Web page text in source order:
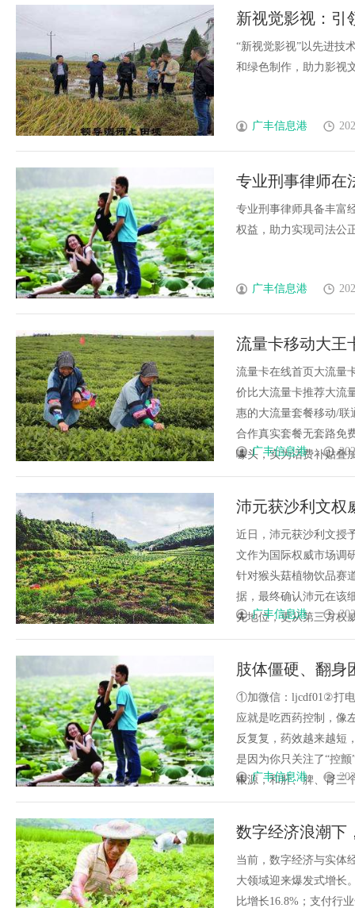
新视觉影视：引
“新视觉影视”以先进技
和绿色制作，助力影视
广丰信息港
专业刑事律师在
专业刑事律师具备丰富
权益，助力实现司法公
广丰信息港
流量卡移动大王
流量卡在线首页大流量
价比大流量卡推荐大流
惠的大流量套餐移动/联
合作真实套餐无套路免
噱头，实为话费补贴叠
广丰信息港
沛元获沙利文权
近日，沛元获沙利文授
文作为国际权威市场调
针对猴头菇植物饮品赛
据，最终确认沛元在该
先地位，更从第三方权
广丰信息港
肢体僵硬、翻
用这个疗法给出
①加微信：ljcdf01②打电
应就是吃西药控制，像
反复复，药效越来越短
是因为你只关注了“控
根源，和肝、脾、肾三
广丰信息港
数字经济浪潮下
化新征程
当前，数字经济与实体
大领域迎来爆发式增长
比增长16.8%；支付行